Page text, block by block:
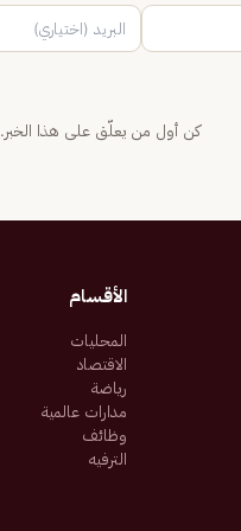
كن أول من يعلّق على هذا الخبر.
الأقسام
المحليات
الاقتصاد
رياضة
مدارات عالمية
وظائف
الترفيه